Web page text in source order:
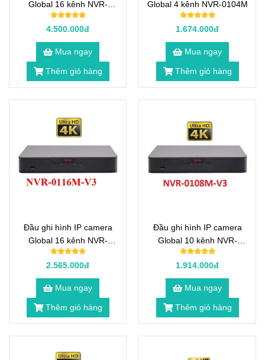
Global 16 kênh NVR-
0216M
4.500.000đ
Mua ngay
Thêm giỏ hàng
Global 4 kênh NVR-0104M
1.674.000đ
Mua ngay
Thêm giỏ hàng
Đầu ghi hình IP camera
Global 16 kênh NVR-
0116M-V3
2.565.000đ
Mua ngay
Thêm giỏ hàng
Đầu ghi hình IP camera
Global 10 kênh NVR-
0108M-V3
1.914.000đ
Mua ngay
Thêm giỏ hàng